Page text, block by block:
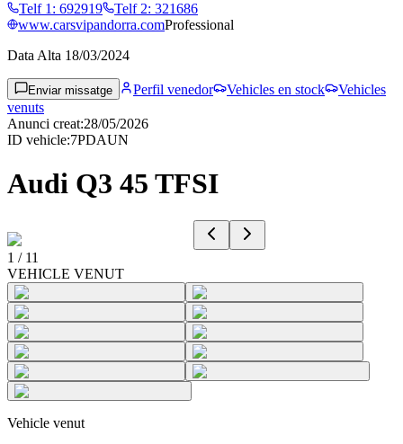
Telf 1 : 692919 Telf 2: 321686
www.carsvipandorra.comProfessional
Data Alta 18/03/2024
Enviar missatge Perfil venedor Vehicles en stock
Vehicles
venuts
Anunci creat:28/05/2026
ID vehicle:7PDAUN
Audi Q3 45 TFSI
1 / 11
VEHICLE VENUT
Vehicle venut